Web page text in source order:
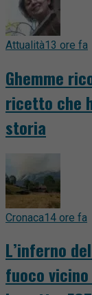
Attualità13 ore fa
Ghemme
ricetto che
storia
Cronaca14 ore fa
L’inferno
fuoco